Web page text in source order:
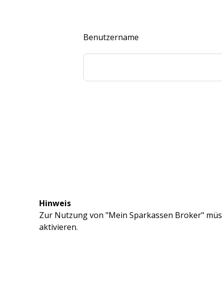
Benutzername
Hinweis
Zur Nutzung von "Mein Sparkassen Broker"
aktivieren.